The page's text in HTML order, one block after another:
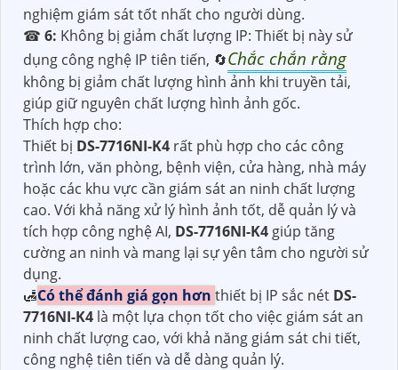
nghiệm giám sát tốt nhất cho người dùng.
☎ 6: Không bị giảm chất lượng IP: Thiết bị này sử
dụng công nghệ IP tiên tiến, 🔄Chắc chắn rằng
không bị giảm chất lượng hình ảnh khi truyền tải,
giúp giữ nguyên chất lượng hình ảnh gốc.
Thích hợp cho:
Thiết bị DS-7716NI-K4 rất phù hợp cho các công
trình lớn, văn phòng, bệnh viện, cửa hàng, nhà máy
hoặc các khu vực cần giám sát an ninh chất lượng
cao. Với khả năng xử lý hình ảnh tốt, dễ quản lý và
tích hợp công nghệ AI, DS-7716NI-K4 giúp tăng
cường an ninh và mang lại sự yên tâm cho người sử
dụng.
🛃Có thể đánh giá gọn hơn thiết bị IP sắc nét DS-
7716NI-K4 là một lựa chọn tốt cho việc giám sát an
ninh chất lượng cao, với khả năng giám sát chi tiết,
công nghệ tiên tiến và dễ dàng quản lý.